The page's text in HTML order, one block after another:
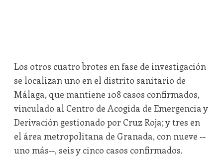
Los otros cuatro brotes en fase de investigación
se localizan uno en el distrito sanitario de
Málaga, que mantiene 108 casos confirmados,
vinculado al Centro de Acogida de Emergencia y
Derivación gestionado por Cruz Roja; y tres en
el área metropolitana de Granada, con nueve --
uno más--, seis y cinco casos confirmados.